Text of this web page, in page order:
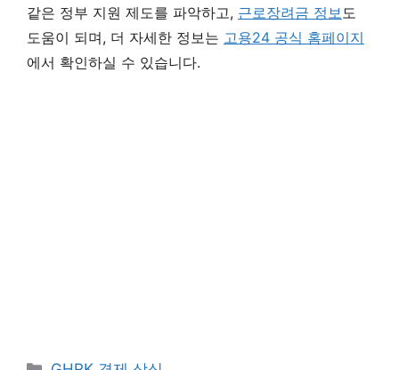
같은 정부 지원 제도를 파악하고, 근로장려금 정보 도
도움이 되며, 더 자세한 정보는 고용24 공식 홈페이지
에서 확인하실 수 있습니다.
카